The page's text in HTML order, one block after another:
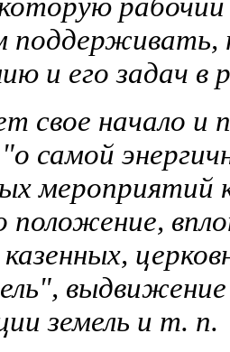
поддерживать,
и его задач в
свое начало и
самой
мероприятий
положение,
выдвижение
земель и т. п.